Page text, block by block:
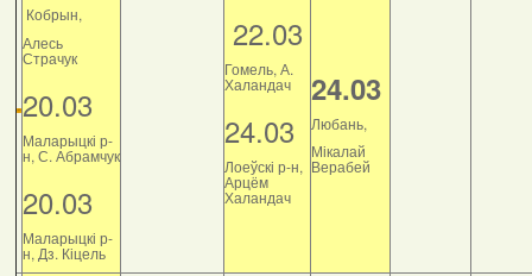
Кобрын,
Алесь
Страчук
20.03
Маларыцкі р-
н, С. Абрамчук
20.03
Маларыцкі р-
н, Дз. Кіцель
22.03
Гомель, А.
Халандач
24.03
Лоеўскі р-н,
Арцём
Халандач
24.03
Любань,
Мікалай
Верабей